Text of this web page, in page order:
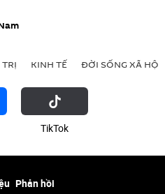
KINH TẾ ĐỜI SỐNG XÃ HỘI
ТikТоk
Phản hồi